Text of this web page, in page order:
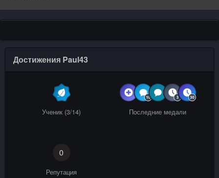
Достижения Paul43
Ученик (3/14) Последние медали
0
Репутация